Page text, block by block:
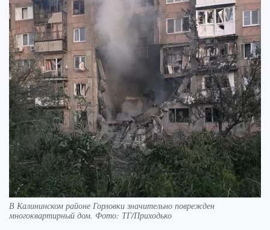
В Калининском районе Горловки значительно поврежден
многоквартирный дом. Фото: ТГ/Приходько